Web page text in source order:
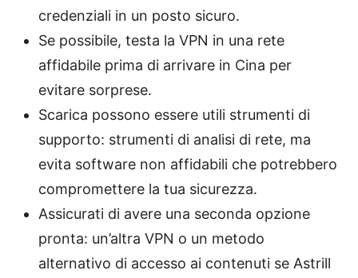
credenziali in un posto sicuro.
Se possibile, testa la VPN in una rete
affidabile prima di arrivare in Cina per
evitare sorprese.
Scarica possono essere utili strumenti di
supporto: strumenti di analisi di rete, ma
evita software non affidabili che potrebbero
compromettere la tua sicurezza.
Assicurati di avere una seconda opzione
pronta: un’altra VPN o un metodo
alternativo di accesso ai contenuti se Astrill